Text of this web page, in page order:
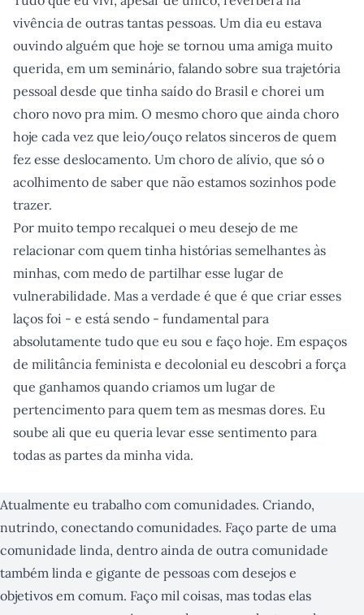
vivência de outras tantas pessoas. Um dia eu estava
ouvindo alguém que hoje se tornou uma amiga muito
querida, em um seminário, falando sobre sua trajetória
pessoal desde que tinha saído do Brasil e chorei um
choro novo pra mim. O mesmo choro que ainda choro
hoje cada vez que leio/ouço relatos sinceros de quem
fez esse deslocamento. Um choro de alívio, que só o
acolhimento de saber que não estamos sozinhos pode
trazer.
Por muito tempo recalquei o meu desejo de me
relacionar com quem tinha histórias semelhantes às
minhas, com medo de partilhar esse lugar de
vulnerabilidade. Mas a verdade é que é que criar esses
laços foi - e está sendo - fundamental para
absolutamente tudo que eu sou e faço hoje. Em espaços
de militância feminista e decolonial eu descobri a força
que ganhamos quando criamos um lugar de
pertencimento para quem tem as mesmas dores. Eu
soube ali que eu queria levar esse sentimento para
todas as partes da minha vida.
Atualmente eu trabalho com comunidades. Criando,
nutrindo, conectando comunidades. Faço parte de uma
comunidade linda, dentro ainda de outra comunidade
também linda e gigante de pessoas com desejos e
objetivos em comum. Faço mil coisas, mas todas elas